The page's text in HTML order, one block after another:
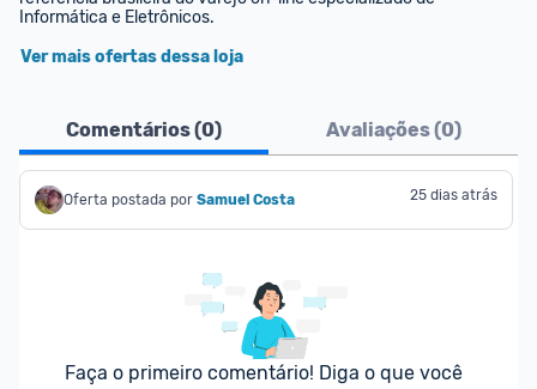
Informática e Eletrônicos.
Ver mais ofertas dessa loja
Comentários (0) Avaliações (0)
Oferta postada por Samuel Costa 25 dias atrás
Faça o primeiro comentário! Diga o que você